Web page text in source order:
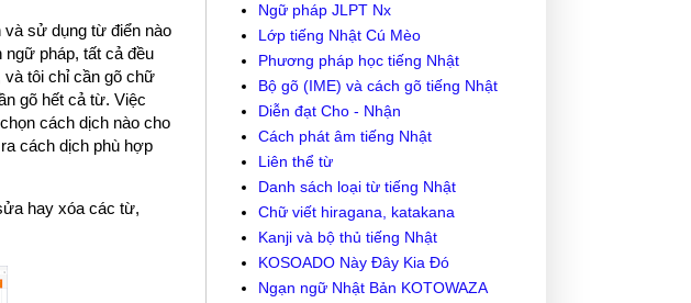
và sử dụng từ điển nào
ngữ pháp, tất cả đều
và tôi chỉ cần gõ chữ
gõ hết cả từ. Việc
cách dịch nào cho
cách dịch phù hợp
hay xóa các từ,
Ngữ pháp JLPT Nx
Lớp tiếng Nhật Cú Mèo
Phương pháp học tiếng Nhật
Bộ gõ (IME) và cách gõ tiếng Nhật
Diễn đạt Cho - Nhận
Cách phát âm tiếng Nhật
Liên thể từ
Danh sách loại từ tiếng Nhật
Chữ viết hiragana, katakana
Kanji và bộ thủ tiếng Nhật
KOSOADO Này Đây Kia Đó
Ngạn ngữ Nhật Bản KOTOWAZA